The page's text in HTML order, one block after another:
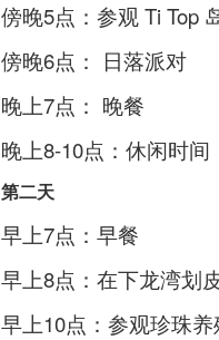
傍晚5点：参观 Ti Top
傍晚6点： 日落派对
晚上7点： 晚餐
晚上8-10点：休闲时间
第二天
早上7点：早餐
早上8点：在下龙湾划
早上10点：参观珍珠养